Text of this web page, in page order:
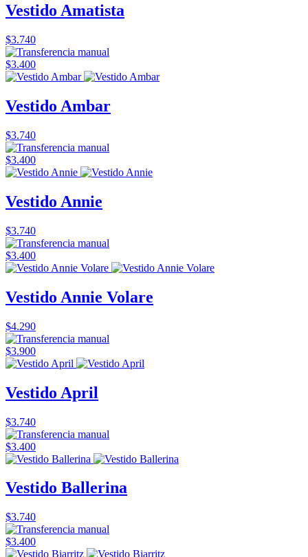
Vestido Amatista
$3.740
$3.400
Vestido Ambar
$3.740
$3.400
Vestido Annie
$3.740
$3.400
Vestido Annie Volare
$4.290
$3.900
Vestido April
$3.740
$3.400
Vestido Ballerina
$3.740
$3.400